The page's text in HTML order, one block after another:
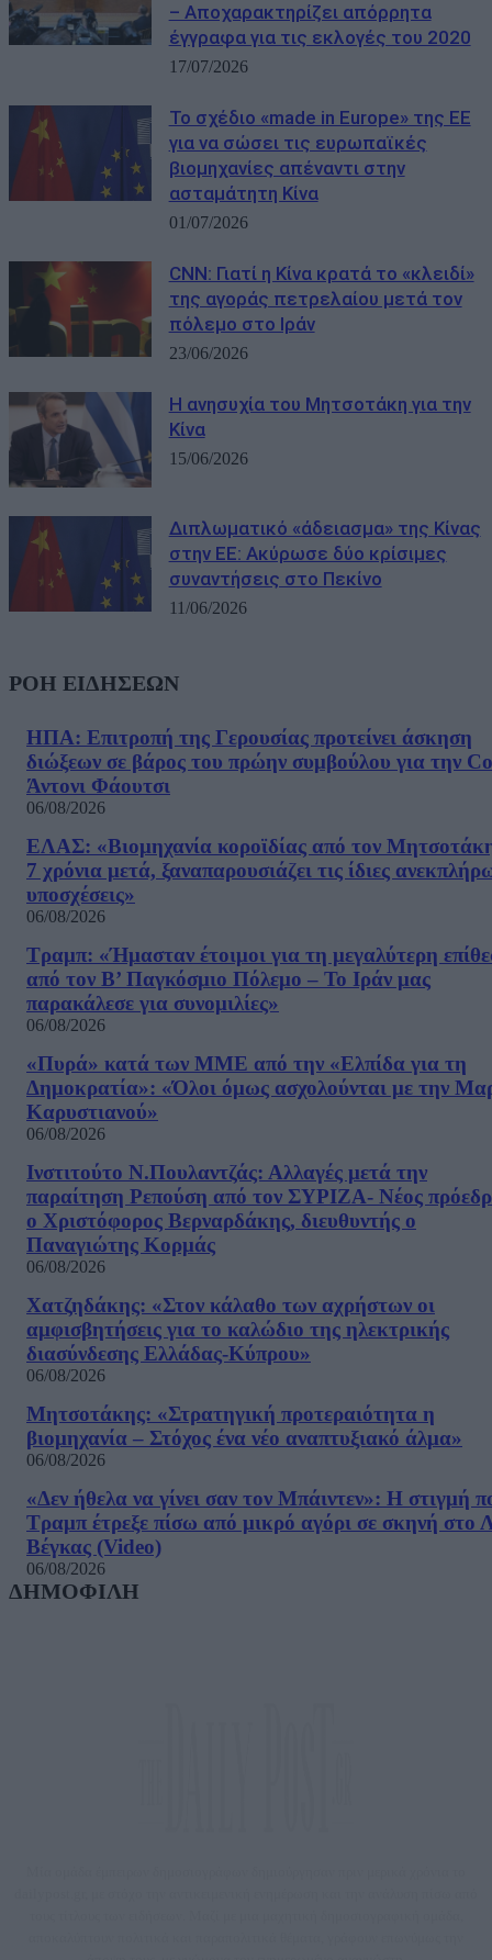
– Αποχαρακτηρίζει απόρρητα
έγγραφα για τις εκλογές του 2020
17/07/2026
Το σχέδιο «made in Europe» της ΕΕ
για να σώσει τις ευρωπαϊκές
βιομηχανίες απέναντι στην
ασταμάτητη Κίνα
01/07/2026
CNN: Γιατί η Κίνα κρατά το «κλειδί»
της αγοράς πετρελαίου μετά τον
πόλεμο στο Ιράν
23/06/2026
Η ανησυχία του Μητσοτάκη για την
Κίνα
15/06/2026
Διπλωματικό «άδειασμα» της Κίνας
στην ΕΕ: Ακύρωσε δύο κρίσιμες
συναντήσεις στο Πεκίνο
11/06/2026
ΡΟΗ ΕΙΔΗΣΕΩΝ
ΗΠΑ: Επιτροπή της Γερουσίας προτείνει άσκηση
διώξεων σε βάρος του πρώην συμβούλου για την
Άντονι Φάουτσι
06/08/2026
ΕΛΑΣ: «Βιομηχανία κοροϊδίας από τον
7 χρόνια μετά, ξαναπαρουσιάζει τις ίδιες
υποσχέσεις»
06/08/2026
Τραμπ: «Ήμασταν έτοιμοι για τη μεγαλύτερη
από τον Β’ Παγκόσμιο Πόλεμο – Το Ιράν μας
παρακάλεσε για συνομιλίες»
06/08/2026
«Πυρά» κατά των ΜΜΕ από την «Ελπίδα για τη
Δημοκρατία»: «Όλοι όμως ασχολούνται με την
Καρυστιανού»
06/08/2026
Ινστιτούτο Ν.Πουλαντζάς: Αλλαγές μετά την
παραίτηση Ρεπούση από τον ΣΥΡΙΖΑ- Νέος
ο Χριστόφορος Βερναρδάκης, διευθυντής ο
Παναγιώτης Κορμάς
06/08/2026
Χατζηδάκης: «Στον κάλαθο των αχρήστων οι
αμφισβητήσεις για το καλώδιο της ηλεκτρικής
διασύνδεσης Ελλάδας-Κύπρου»
06/08/2026
Μητσοτάκης: «Στρατηγική προτεραιότητα η
βιομηχανία – Στόχος ένα νέο αναπτυξιακό άλμα»
06/08/2026
«Δεν ήθελα να γίνει σαν τον Μπάιντεν»: Η στιγμή
Τραμπ έτρεξε πίσω από μικρό αγόρι σε σκηνή στο
Βέγκας (Video)
06/08/2026
ΔΗΜΟΦΙΛΗ